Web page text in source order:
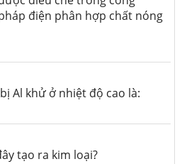
điện phân hợp chất nóng
Al khử ở nhiệt độ cao là:
tạo ra kim loại?